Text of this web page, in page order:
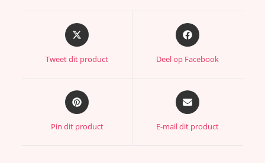
Tweet dit product Deel op Facebook
Pin dit product E-mail dit product